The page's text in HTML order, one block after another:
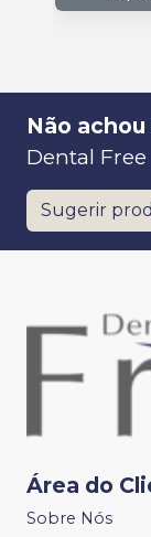
Não
Dental Free
Sugerir
Área do
Sobre Nós